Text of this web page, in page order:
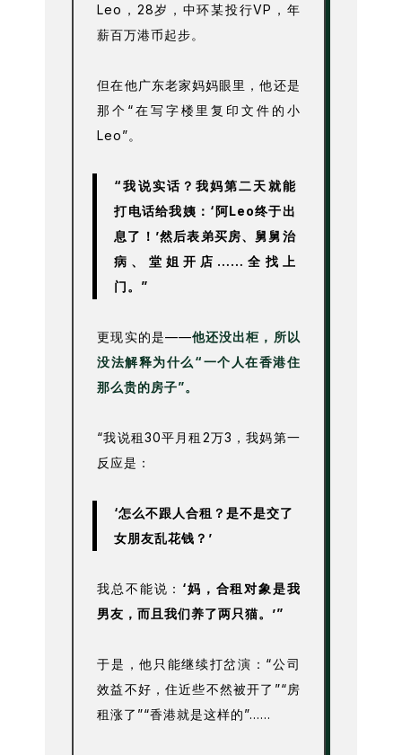
Leo，28岁，中环某投行VP，年
薪百万港币起步。
但在他广东老家妈妈眼里，他还是
那个“在写字楼里复印文件的小
Leo”。
“我说实话？我妈第二天就能
打电话给我姨：‘阿Leo终于出
息了！’然后表弟买房、舅舅治
病、堂姐开店……全找上
门。”
更现实的是——他还没出柜，所以
没法解释为什么“一个人在香港住
那么贵的房子”。
“我说租30平月租2万3，我妈第一
反应是：
‘怎么不跟人合租？是不是交了
女朋友乱花钱？’
我总不能说： ‘妈，合租对象是我
男友，而且我们养了两只猫。’”
于是，他只能继续打岔演：“公司
效益不好，住近些不然被开了”“房
租涨了”“香港就是这样的”……